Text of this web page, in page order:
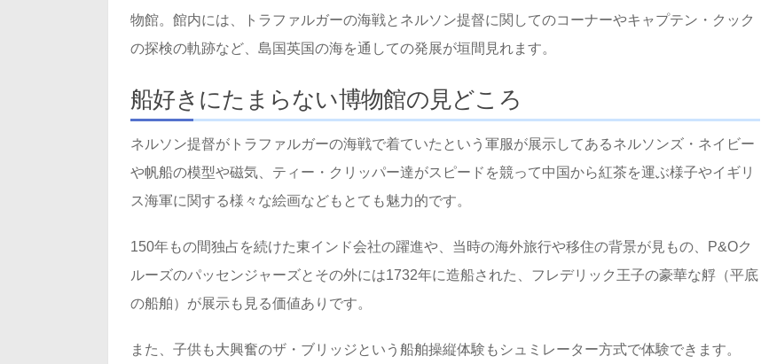
物館。館内には、トラファルガーの海戦とネルソン提督に関してのコーナーやキャプテン・クック
の探検の軌跡など、島国英国の海を通しての発展が垣間見れます。
船好きにたまらない博物館の見どころ
ネルソン提督がトラファルガーの海戦で着ていたという軍服が展示してあるネルソンズ・ネイビー
や帆船の模型や磁気、ティー・クリッパー達がスピードを競って中国から紅茶を運ぶ様子やイギリ
ス海軍に関する様々な絵画などもとても魅力的です。
150年もの間独占を続けた東インド会社の躍進や、当時の海外旅行や移住の背景が見もの、P&Oク
ルーズのパッセンジャーズとその外には1732年に造船された、フレデリック王子の豪華な艀（平底
の船舶）が展示も見る価値ありです。
また、子供も大興奮のザ・ブリッジという船舶操縦体験もシュミレーター方式で体験できます。